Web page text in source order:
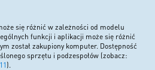
się różnić w zależności od modelu
funkcji i aplikacji może się różnić
został zakupiony komputer. Dostępność
sprzętu i podzespołów (zobacz:
).